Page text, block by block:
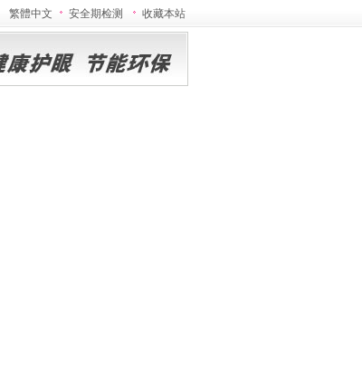
繁體中文 安全期检测 收藏本站